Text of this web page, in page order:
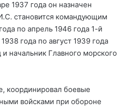
1937 года он назначен
становится командующим
по апрель 1946 года 1-й
года по август 1939 года
начальник Главного морского
координировал боевые
войсками при обороне